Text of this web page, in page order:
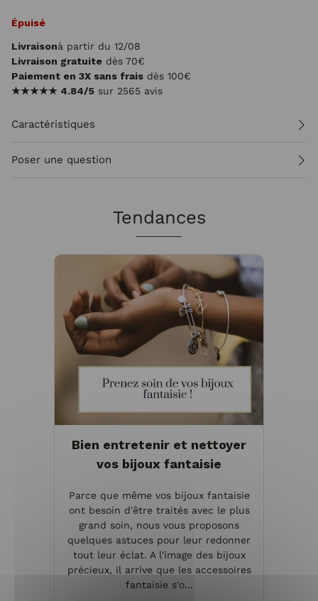
Épuisé
Livraisonà partir du 12/08
Livraison gratuite dès 70€
Paiement en 3X sans frais dès 100€
★★★★★ 4.84/5 sur 2565 avis
Caractéristiques
Poser une question
Tendances
Bien entretenir et nettoyer
vos bijoux fantaisie
Parce que même vos bijoux fantaisie
ont besoin d'être traités avec le plus
grand soin, nous vous proposons
quelques astuces pour leur redonner
tout leur éclat. A l'image des bijoux
précieux, il arrive que les accessoires
fantaisie s'o...